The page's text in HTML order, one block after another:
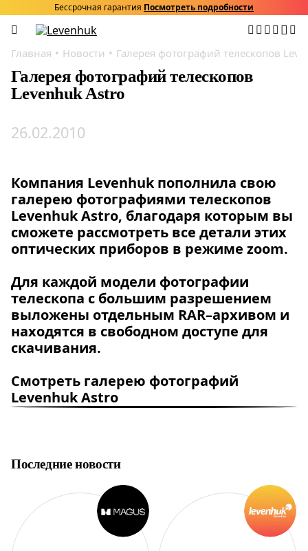
Бессрочная гарантия Посмотреть подробности
Главная Новости Галерея фотографий телескопов
Галерея фотографий телескопов
Levenhuk Astro
26.02.2010
Компания Levenhuk пополнила свою
галерею фотографиями телескопов
Levenhuk Astro, благодаря которым вы
сможете рассмотреть все детали этих
оптических приборов в режиме zoom.
Для каждой модели фотографии
телескопа с большим разрешением
выложены отдельным RAR–архивом и
находятся в свободном доступе для
скачивания.
Смотреть галерею фотографий
Levenhuk Astro
Последние новости